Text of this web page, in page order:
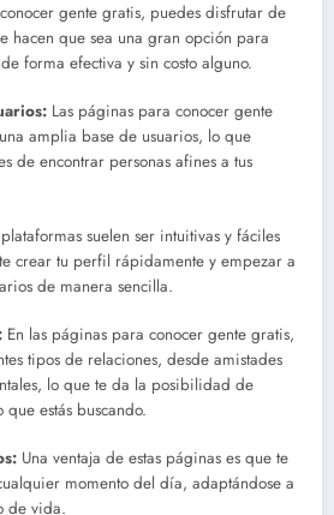
gente gratis, puedes disfrutar de
hacen que sea una gran opción para
forma efectiva y sin costo alguno.
Las páginas para conocer gente
amplia base de usuarios, lo que
de encontrar personas afines a tus
plataformas suelen ser intuitivas y fáciles
crear tu perfil rápidamente y empezar a
de manera sencilla.
En las páginas para conocer gente gratis,
tipos de relaciones, desde amistades
lo que te da la posibilidad de
estás buscando.
Una ventaja de estas páginas es que te
momento del día, adaptándose a
de vida.